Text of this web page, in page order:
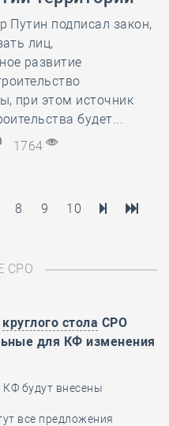
Путин подписал закон,
лиц,
развитие
при этом источник
будет...
1764
8 9 10
СРО
круглого стола СРО
для КФ изменения
КФ будут внесены
все предложения